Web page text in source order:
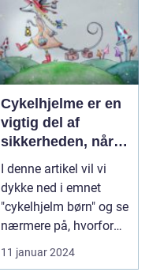
Cykelhjelme er en
vigtig del af
sikkerheden, når
børn cykler
I denne artikel vil vi
dykke ned i emnet
"cykelhjelm børn" og se
nærmere på, hvorfor
det er vigtigt ...
11 januar 2024